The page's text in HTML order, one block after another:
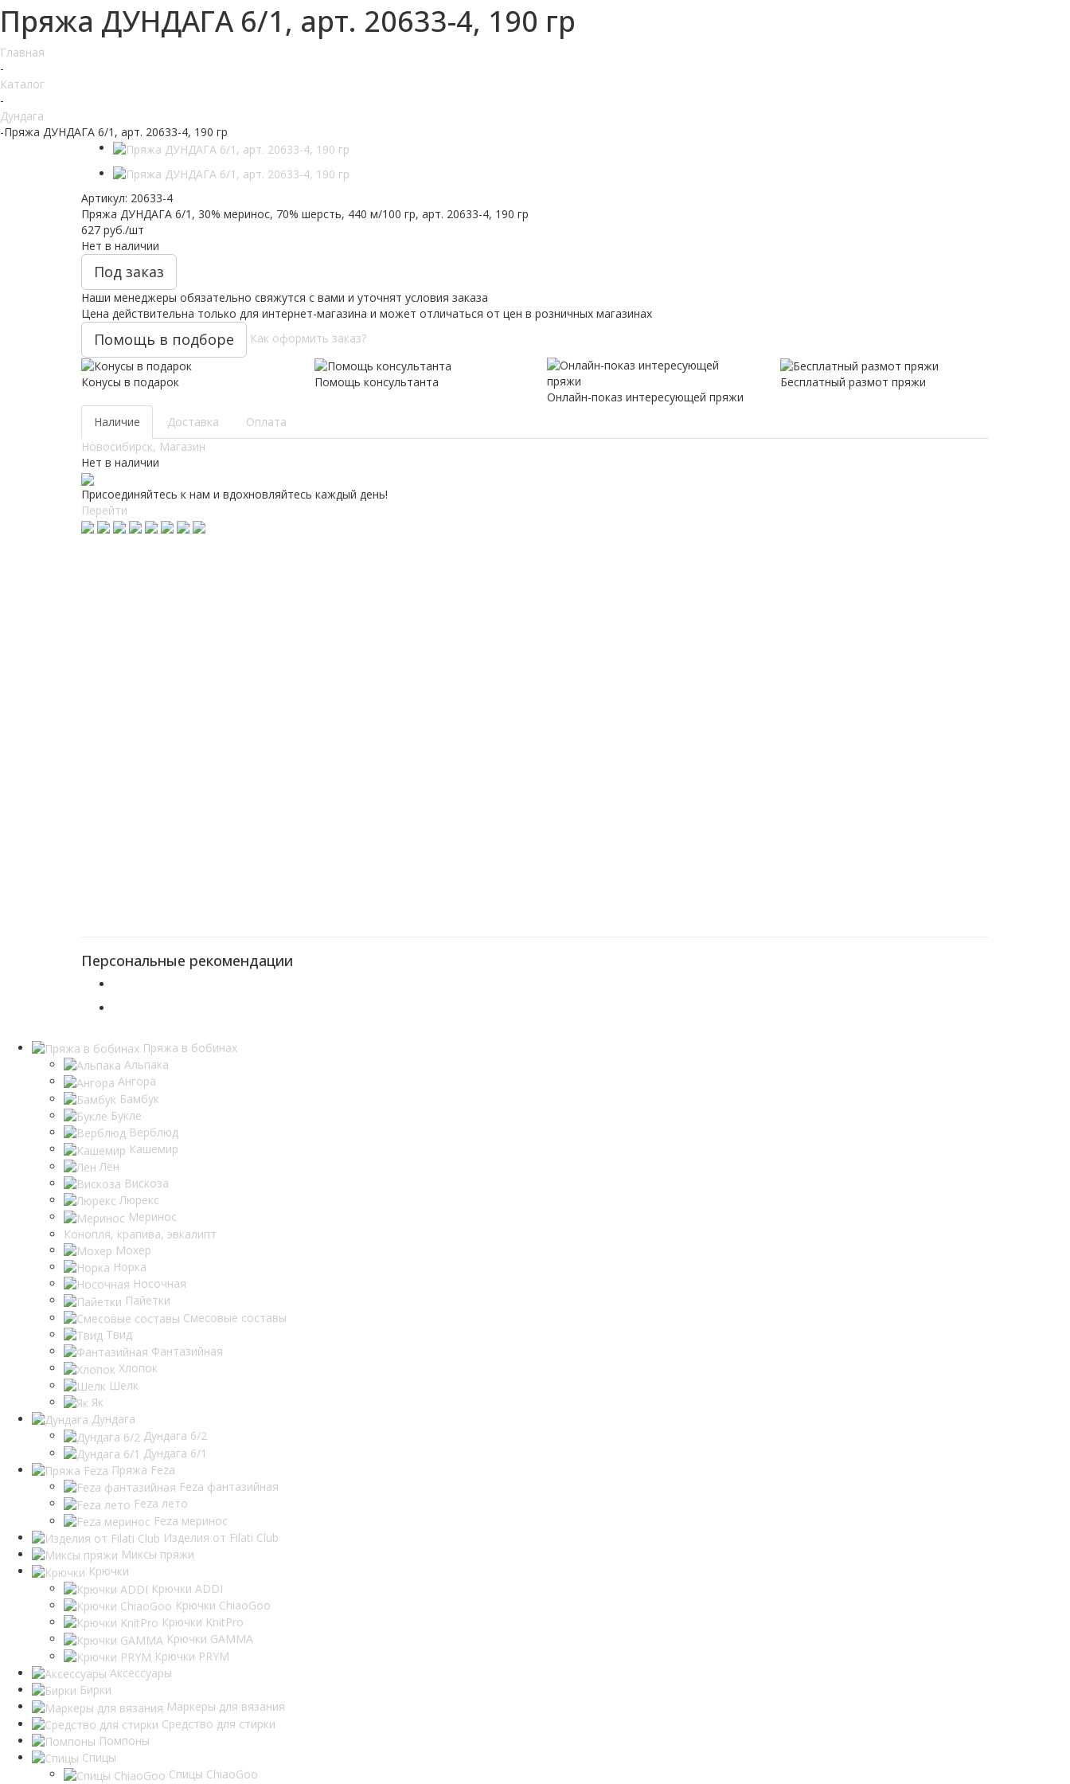
Пряжа ДУНДАГА 6/1, арт. 20633-4, 190 гр
Главная
-
Каталог
-
Дундага
-Пряжа ДУНДАГА 6/1, арт. 20633-4, 190 гр
Артикул: 20633-4
Пряжа ДУНДАГА 6/1, 30% меринос, 70% шерсть, 440 м/100 гр, арт. 20633-4, 190 гр
627 руб./шт
Нет в наличии
Под заказ
Наши менеджеры обязательно свяжутся с вами и уточнят условия заказа
Цена действительна только для интернет-магазина и может отличаться от цен в розничных магазинах
Помощь в подборе Как оформить заказ?
Конусы в подарок
Помощь консультанта
Онлайн-показ интересующей пряжи
Бесплатный размот пряжи
Наличие Доставка
Оплата
Новосибирск, Магазин
Нет в наличии
Присоединяйтесь к нам и вдохновляйтесь каждый день!
Перейти
Персональные рекомендации
Пряжа в бобинах
Альпака
Ангора
Бамбук
Букле
Верблюд
Кашемир
Лён
Вискоза
Люрекс
Меринос
Конопля, крапива, эвкалипт
Мохер
Норка
Носочная
Пайетки
Смесовые составы
Твид
Фантазийная
Хлопок
Шелк
Як
Дундага
Дундага 6/2
Дундага 6/1
Пряжа Feza
Feza фантазийная
Feza лето
Feza меринос
Изделия от Filati Club
Миксы пряжи
Крючки
Крючки ADDI
Крючки ChiaoGoo
Крючки KnitPro
Крючки GAMMA
Крючки PRYM
Аксессуары
Бирки
Маркеры для вязания
Средство для стирки
Помпоны
Спицы
Спицы ChiaoGoo